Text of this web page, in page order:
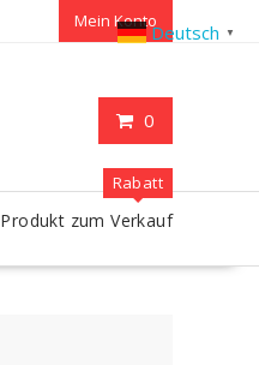
Mein Konto
0
Rabatt
Produkt zum Verkauf
Deutsch ▼